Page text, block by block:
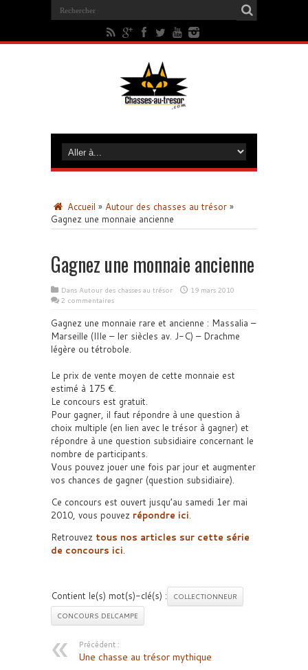
Accueil » Autour des chasses au trésor »
Gagnez une monnaie ancienne
Gagnez une monnaie ancienne
Dans Autour des chasses au trésor
19 mars 2010
2 commentaires
Gagnez une monnaie rare et ancienne : Massalia –
Marseille (IIIe – Ier siècles av. J-C) – Drachme
légère ou tétrobole.
Le prix de vente moyen de cette monnaie est
estimé à 175 €.
Le concours est gratuit.
Pour gagner, il faut répondre à une question à
choix multiple (en lien avec le trésor à gagner) et
répondre à une question subsidiaire concernant le
nombre de participants.
Vous pouvez jouer une fois par jour et augmenter
vos chances de gagner (question subsidiaire).
Ce concours est ouvert jusqu’au samedi 1er mai
2010, vous pouvez répondre ici.
Retrouvez tous nos articles sur cette série
de concours ici.
Contient le(s) mot(s)-clé(s) :
COLLECTIONNEUR
CONCOURS DELCAMPE
Précédent :
Une chasse au trésor mythique